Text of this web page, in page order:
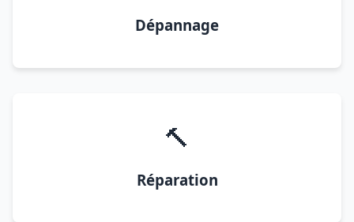
Dépannage
🔨
Réparation